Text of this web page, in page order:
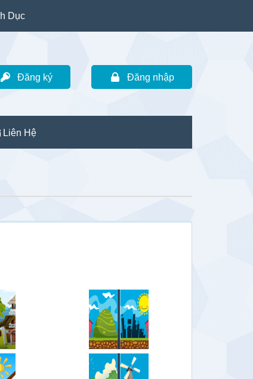
Dục
Đăng ký Đăng nhập
Liên Hệ